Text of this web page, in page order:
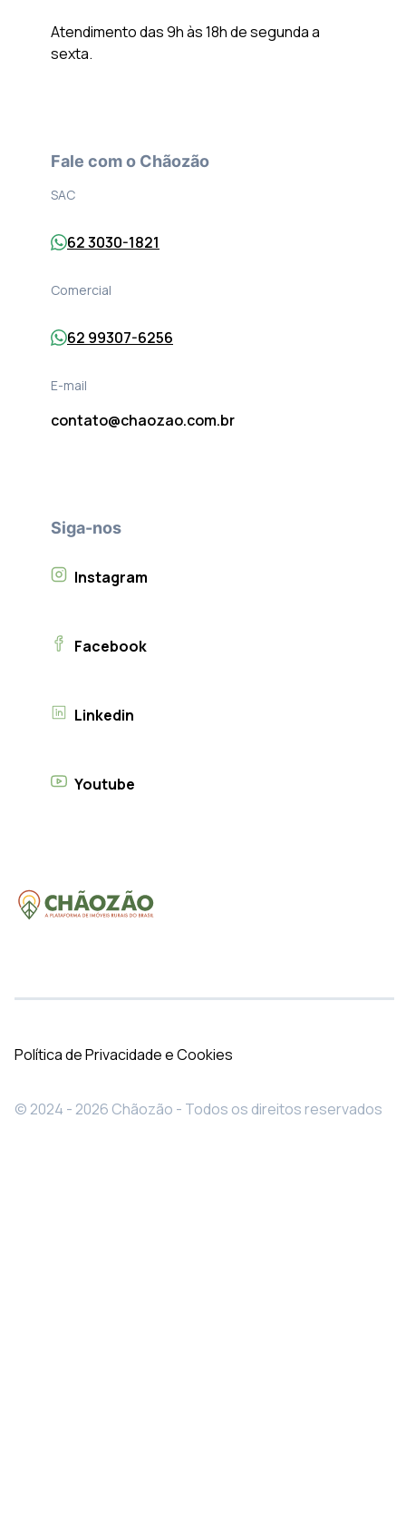
Atendimento das 9h às 18h de segunda a
sexta.
Fale com o Chãozão
SAC
62 3030-1821
Comercial
62 99307-6256
E-mail
contato@chaozao.com.br
Siga-nos
Instagram
Facebook
Linkedin
Youtube
Política de Privacidade e Cookies
© 2024 - 2026 Chãozão - Todos os direitos reservados